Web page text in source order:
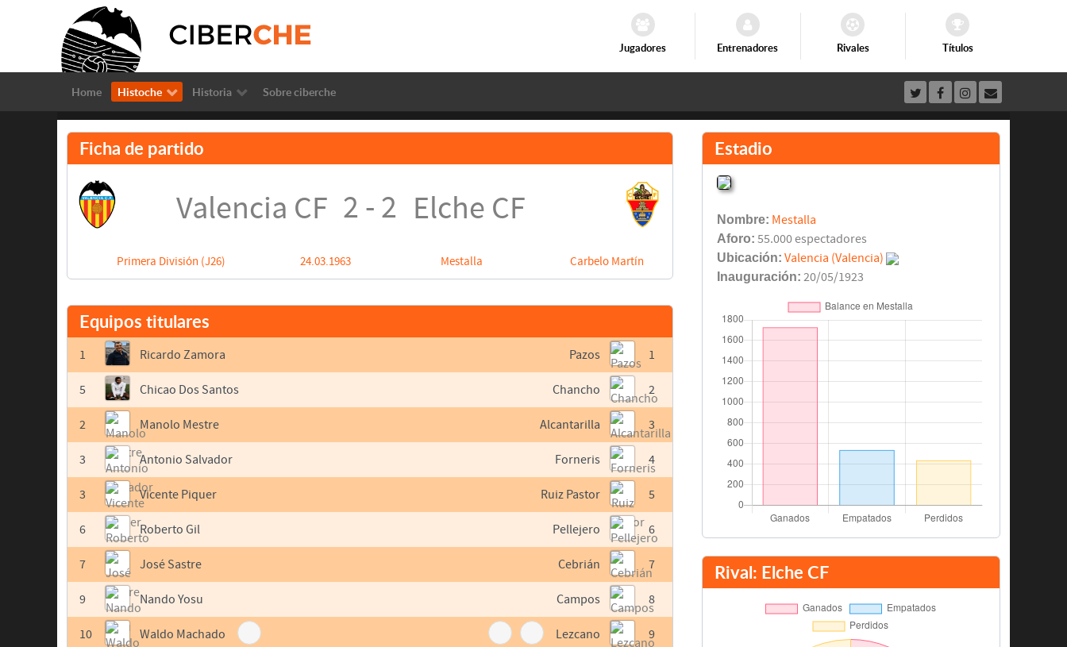
Jugadores Entrenadores Rivales Títulos
Home Histoche Historia Sobre ciberche
Ficha de partido
Valencia CF 2 - 2 Elche CF
Primera División (J26) 24.03.1963 Mestalla Carbelo Martín
Equipos titulares
1 Ricardo Zamora
5 Chicao Dos Santos
2 Manolo Mestre
3 Antonio Salvador
3 Vicente Piquer
6 Roberto Gil
7 José Sastre
9 Nando Yosu
10 Waldo Machado
1
Pazos
2
Chancho
3
Alcantarilla
4
Forneris
5
Ruiz Pastor
6
Pellejero
7
Cebrián
8
Campos
9
Lezcano
Estadio
Nombre: Mestalla
Aforo: 55.000 espectadores
Ubicación: Valencia (Valencia)
Inauguración: 20/05/1923
Rival: Elche CF